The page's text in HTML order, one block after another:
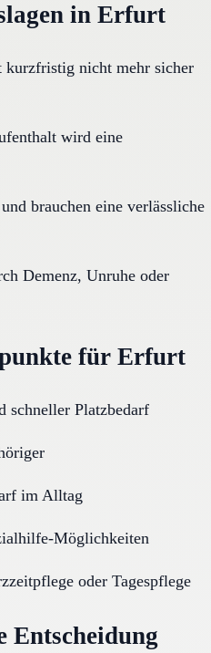
in Erfurt
kurzfristig nicht mehr sicher
wird eine
brauchen eine verlässliche
Demenz, Unruhe oder
für Erfurt
schneller Platzbedarf
im Alltag
Möglichkeiten
oder Tagespflege
Entscheidung